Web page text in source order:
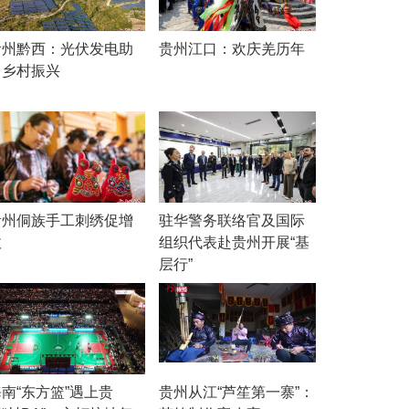
黔西：光伏发电助
村振兴
贵州江口：欢庆羌历年
侗族手工刺绣促增
驻华警务联络官及国际
组织代表赴贵州开展“基
层行”
“东方篮”遇上贵
贵州从江“芦笙第一寨”：